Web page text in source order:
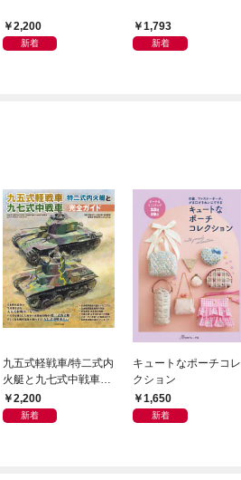
2,200
新着
1,793
新着
九五式軽戦車/特二式内
火艇と九七式中戦車完
全ガイド
2,200
新着
キュートなポーチコレ
クション
1,650
新着